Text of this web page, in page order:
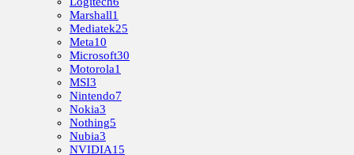
Marshall1
Mediatek25
Meta10
Microsoft30
Motorola1
MSI3
Nintendo7
Nokia3
Nothing5
Nubia3
NVIDIA15